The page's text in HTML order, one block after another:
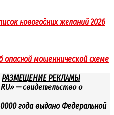
новогодних желаний 2026
мошеннической схеме
РАЗМЕЩЕНИЕ РЕКЛАМЫ
— свидетельство о
года выдано Федеральной